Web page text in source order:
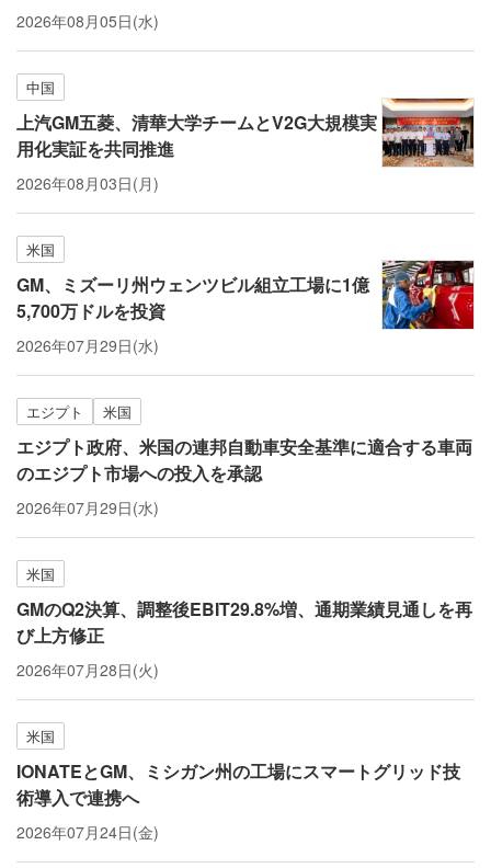
2026年08月05日(水)
中国
上汽GM五菱、清華大学チームとV2G大規模実
用化実証を共同推進
2026年08月03日(月)
米国
GM、ミズーリ州ウェンツビル組立工場に1億
5,700万ドルを投資
2026年07月29日(水)
エジプト 米国
エジプト政府、米国の連邦自動車安全基準に適合する車両
のエジプト市場への投入を承認
2026年07月29日(水)
米国
GMのQ2決算、調整後EBIT29.8%増、通期業績見通しを再
び上方修正
2026年07月28日(火)
米国
IONATEとGM、ミシガン州の工場にスマートグリッド技
術導入で連携へ
2026年07月24日(金)